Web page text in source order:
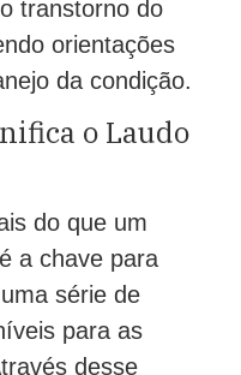
transtorno do
orientações
da condição.
o Laudo
do que um
a chave para
série de
para as
desse